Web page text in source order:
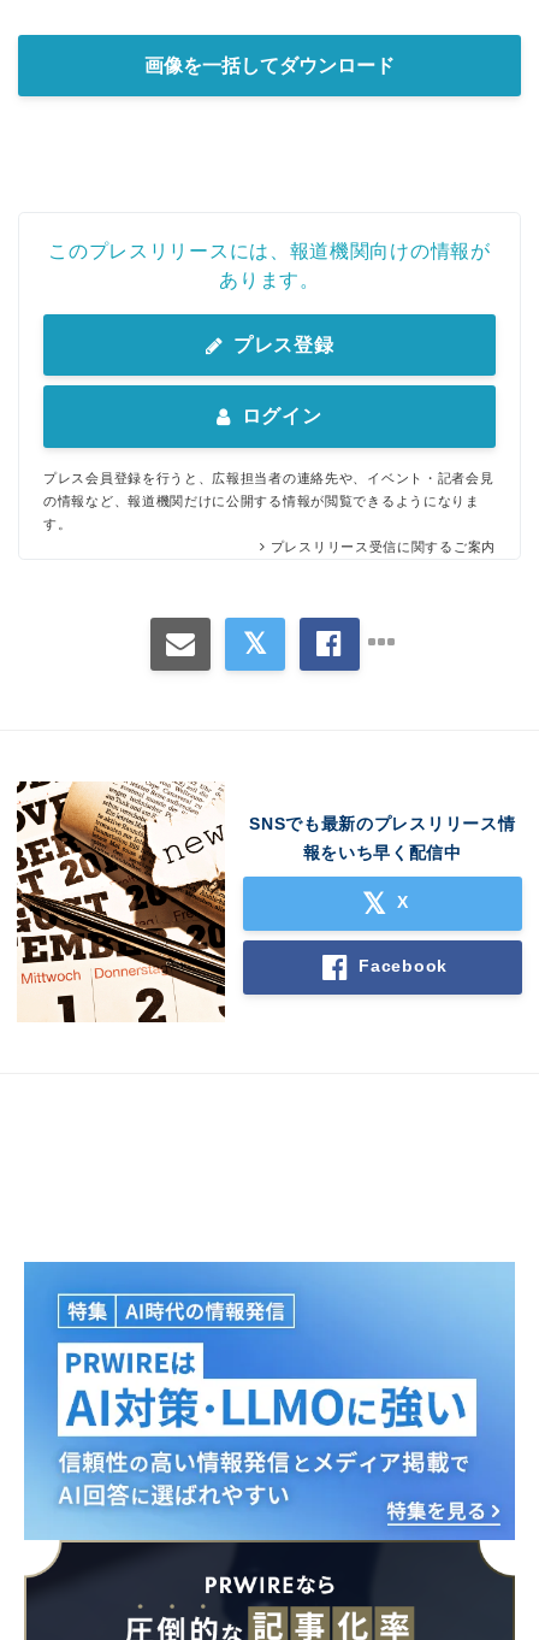
画像を一括してダウンロード
このプレスリリースには、報道機関向けの情報が
あります。
プレス登録
ログイン
プレス会員登録を行うと、広報担当者の連絡先や、イベント・記者会見
の情報など、報道機関だけに公開する情報が閲覧できるようになりま
す。
プレスリリース受信に関するご案内
SNSでも最新のプレスリリース情
報をいち早く配信中
X
Facebook